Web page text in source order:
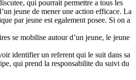
qui pourrait permettre a tous les
jeune de mener une action efficace. La
par jeune est egalement posee. Si on a
se mobilise autour d’un jeune, le jeune
identifier un referent qui le suit dans sa
qui prend la responsabilite du suivi du